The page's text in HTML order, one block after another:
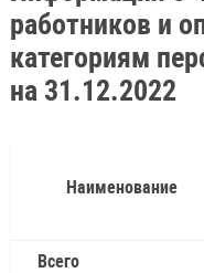
работников и
категориям
на 31.12.2022
Наименование
Всего